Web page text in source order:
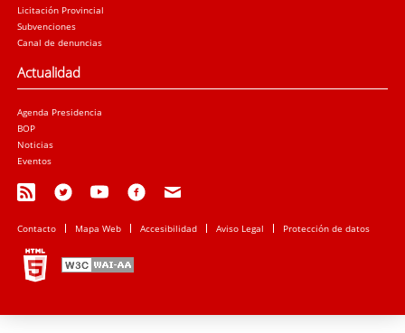
Licitación Provincial
Subvenciones
Canal de denuncias
Actualidad
Agenda Presidencia
BOP
Noticias
Eventos
Contacto Mapa Web Accesibilidad Aviso Legal Protección de datos